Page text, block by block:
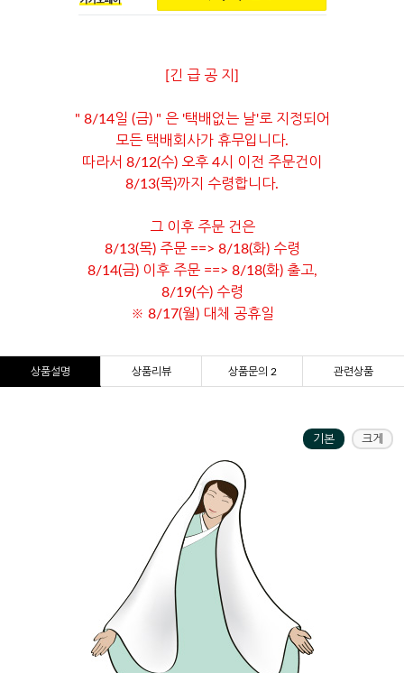
[긴 급 공 지]
" 8/14일 (금) " 은 '택배없는 날'로 지정되어
모든 택배회사가 휴무입니다.
따라서 8/12(수) 오후 4시 이전 주문건이
8/13(목)까지 수령합니다.
그 이후 주문 건은
8/13(목) 주문 ==> 8/18(화) 수령
8/14(금) 이후 주문 ==> 8/18(화) 출고,
8/19(수) 수령
※ 8/17(월) 대체 공휴일
상품설명 상품리뷰 상품문의 2 관련상품
기본 크게